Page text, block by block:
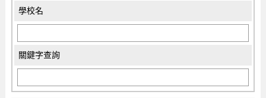
學校名
關鍵字查詢